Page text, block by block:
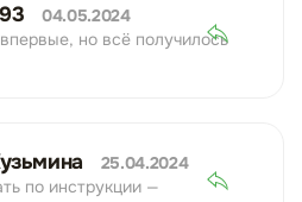
04.05.2024
но всё получилось
25.04.2024
по инструкции —